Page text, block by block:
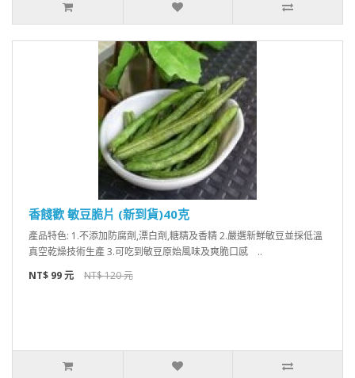
香餞歡 敏豆脆片 (新到貨)40克
產品特色: 1.不添加防腐劑,漂白劑,糖精及香精 2.嚴選新鮮敏豆並採低溫
真空乾燥技術生產 3.可吃到敏豆原始風味及爽脆口感 ..
NT$ 99 元
NT$ 120 元